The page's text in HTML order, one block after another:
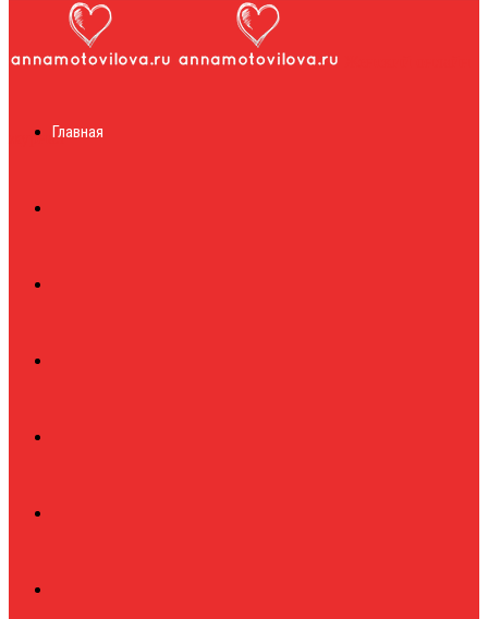
журналГлавная